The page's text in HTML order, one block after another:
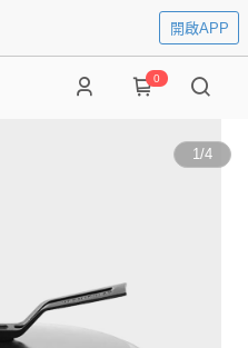
開啟APP
0
1/4